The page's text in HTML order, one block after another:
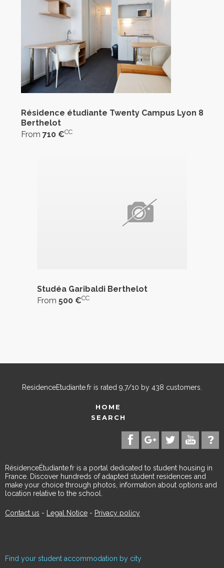
Résidence étudiante Twenty Campus Lyon 8
Berthelot
From 710 €CC
Studéa Garibaldi Berthelot
From 500 €CC
ResidenceEtudiante.fr is rated 9,7/10 by 438 customers.
HOME
SEARCH
RésidenceÉtudiante.fr is a portal dedicated to student housing in
France. Discover hundreds of adapted student residences and
make your choice through photos, information about options and
location relative to the school.
Contact us - Legal Notice - Privacy policy
Find your student accommodation by city